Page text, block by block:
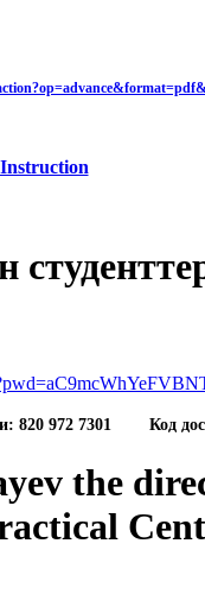
Instruction
820 972 7301 Код
the